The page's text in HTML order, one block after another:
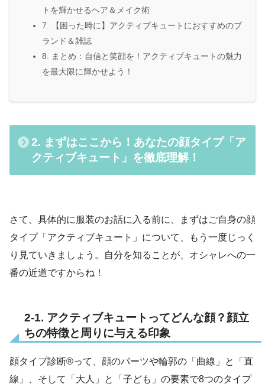
トを輝かせるヘア＆メイク術
7. 【困った時に】アクティブキュートにおすすめのブ
ランド＆雑誌
8. まとめ：自信と笑顔を！アクティブキュートの魅力
を最大限に輝かせよう！
2. まずはここから！あなたの顔タイプ「ア
クティブキュート」を徹底理解！
さて、具体的に服装のお話に入る前に、まずはご自身の顔
タイプ「アクティブキュート」について、もう一度じっく
り見ていきましょう。自分を知ることが、オシャレへの一
番の近道ですからね！
2-1. アクティブキュートってどんな顔？顔立
ちの特徴と周りに与える印象
顔タイプ診断®って、顔のパーツや輪郭の「曲線」と「直
線」、そして「大人」と「子ども」の要素で8つのタイプ